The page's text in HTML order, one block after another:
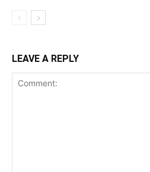
LEAVE A REPLY